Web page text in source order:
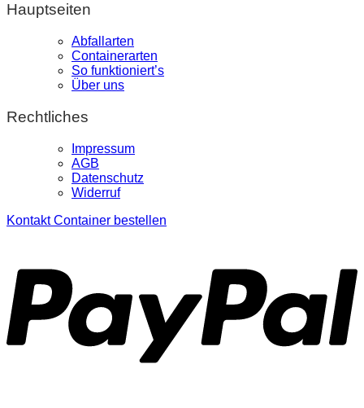
Hauptseiten
Abfallarten
Containerarten
So funktioniert’s
Über uns
Rechtliches
Impressum
AGB
Datenschutz
Widerruf
Kontakt Container bestellen